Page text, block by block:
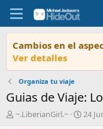
Cambios en el
Ver detalles
Organiza tu viaje
Guias de Viaje:
I~.LiberianGirl.~
F
24